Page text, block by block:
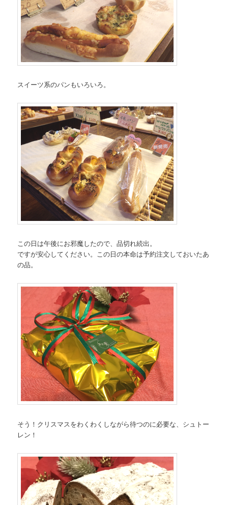
スイーツ系のパンもいろいろ。
この日は午後にお邪魔したので、品切れ続出。
ですが安心してください。この日の本命は予約注文しておいたあ
の品。
そう！クリスマスをわくわくしながら待つのに必要な、シュトー
レン！